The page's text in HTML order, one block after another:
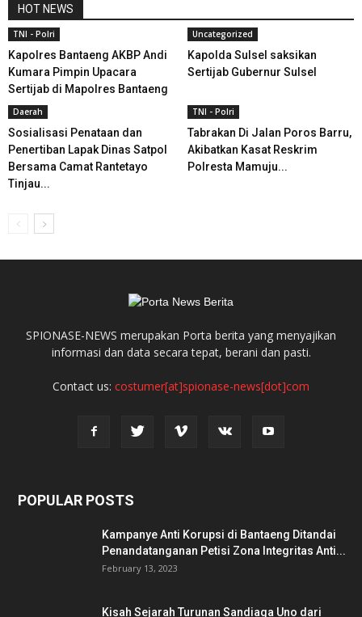
HOT NEWS
TNI - Polri
Kapolres Bantaeng AKBP Andi
Kumara Pimpin Upacara
Sertijab di Mapolres Bantaeng
Uncategorized
Kapolda Sulsel saksikan
Sertijab Gubernur Sulsel
Daerah
Sosialisasi Penataan dan
Penertiban Lapak Dinas Satpol
Bersama Camat Rantetayo
Tinjau...
TNI - Polri
Tabrakan Di Jalan Poros Barru,
Akibatkan Kasat Reskrim
Polresta Mamuju...
SPIONASE-NEWS merupakan Porta berita yang menyajikan
informasi dan data secara tepat, berani dan pasti.
Contact us: costumer[at]spionase-news[dot]com
POPULAR POSTS
Kampanye Anti Korupsi di Bantaeng Ditandai
Penandatanganan Petisi Zona Integritas Anti...
February 13, 2023
Kisah Sejarah Turunan Sandiaga Uno dari